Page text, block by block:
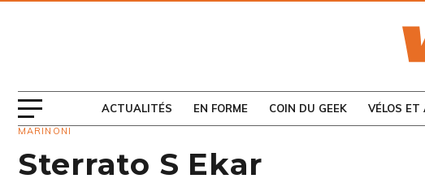
ACTUALITÉS EN FORME COIN DU GEEK VÉLOS ET
MARINONI
Sterrato S Ekar